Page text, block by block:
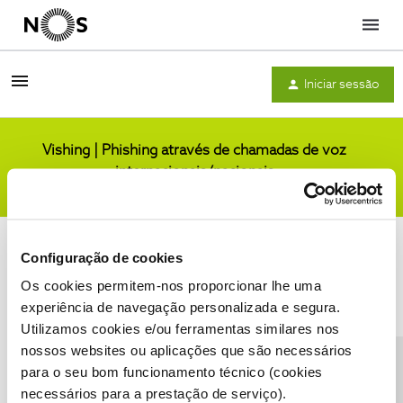
Configuração de cookies
Os cookies permitem-nos proporcionar lhe uma
experiência de navegação personalizada e segura.
Utilizamos cookies e/ou ferramentas similares nos
nossos websites ou aplicações que são necessários
para o seu bom funcionamento técnico (cookies
necessários para a prestação de serviço).
Menu
Iniciar sessão
Vishing | Phishing através de chamadas de voz
internacionais/nacionais
Condições do Fórum NOS Accessibility statement